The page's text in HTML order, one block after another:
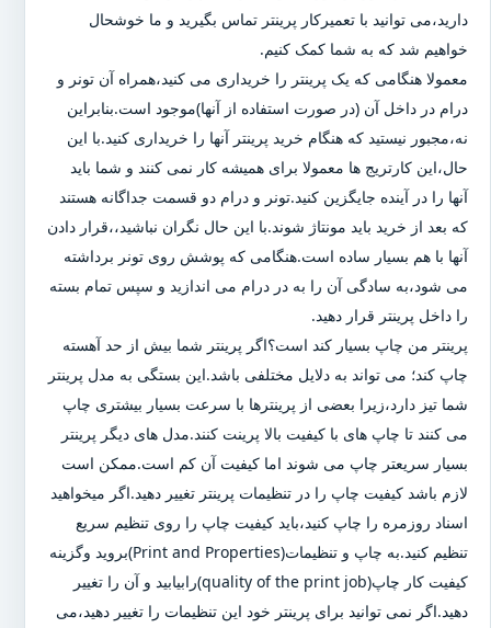
دارید،می توانید با تعمیرکار پرینتر تماس بگیرید و ما خوشحال
خواهیم شد که به شما کمک کنیم.
معمولا هنگامی که یک پرینتر را خریداری می کنید،همراه آن تونر و
درام در داخل آن (در صورت استفاده از آنها)موجود است.بنابراین
نه،مجبور نیستید که هنگام خرید پرینتر آنها را خریداری کنید.با این
حال،این کارتریج ها معمولا برای همیشه کار نمی کنند و شما باید
آنها را در آینده جایگزین کنید.تونر و درام دو قسمت جداگانه هستند
که بعد از خرید باید مونتاژ شوند.با این حال نگران نباشید،،قرار دادن
آنها با هم بسیار ساده است.هنگامی که پوشش روی تونر برداشته
می شود،به سادگی آن را به در درام می اندازید و سپس تمام بسته
را داخل پرینتر قرار دهید.
پرینتر من چاپ بسیار کند است؟اگر پرینتر شما بیش از حد آهسته
چاپ کند؛ می تواند به دلایل مختلفی باشد.این بستگی به مدل پرینتر
شما تیز دارد،زیرا بعضی از پرینترها با سرعت بسیار بیشتری چاپ
می کنند تا چاپ های با کیفیت بالا پرینت کنند.مدل های دیگر پرینتر
بسیار سریعتر چاپ می شوند اما کیفیت آن کم است.ممکن است
لازم باشد کیفیت چاپ را در تنظیمات پرینتر تغییر دهید.اگر میخواهید
اسناد روزمره را چاپ کنید،باید کیفیت چاپ را روی تنظیم سریع
تنظیم کنید.به چاپ و تنظیمات(Print and Properties)بروید وگزینه
کیفیت کار چاپ(quality of the print job)رابیابید و آن را تغییر
دهید.اگر نمی توانید برای پرینتر خود این تنظیمات را تغییر دهید،می